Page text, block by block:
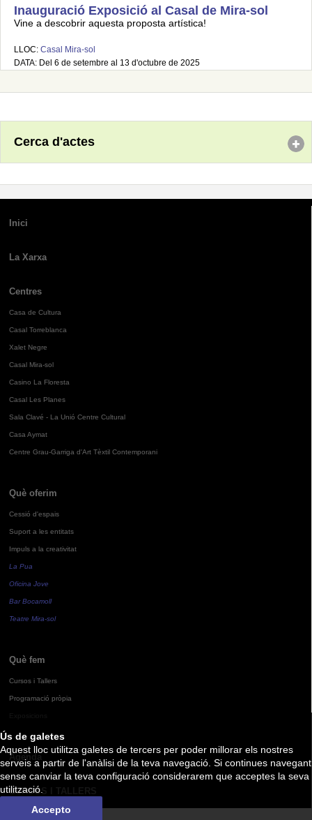
Ús de galetes
Aquest lloc utilitza galetes de tercers per poder millorar els nostres
serveis a partir de l'anàlisi de la teva navegació. Si continues navegant
sense canviar la teva configuració considerarem que acceptes la seva
utilització.
Accepto
Inauguració Exposició al Casal de Mira-sol
Vine a descobrir aquesta proposta artística!
LLOC: Casal Mira-sol
DATA: Del 6 de setembre al 13 d'octubre de 2025
Cerca d'actes
Inici
La Xarxa
Centres
Casa de Cultura
Casal Torreblanca
Xalet Negre
Casal Mira-sol
Casino La Floresta
Casal Les Planes
Sala Clavé - La Unió Centre Cultural
Casa Aymat
Centre Grau-Garriga d'Art Tèxtil Contemporani
Què oferim
Cessió d'espais
Suport a les entitats
Impuls a la creativitat
La Pua
Oficina Jove
Bar Bocamoll
Teatre Mira-sol
Què fem
Cursos i Tallers
Programació pròpia
Agenda
CURSOS I TALLERS